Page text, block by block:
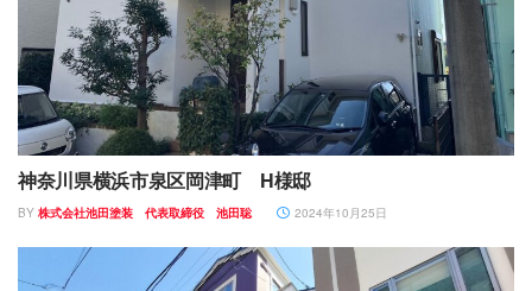
神奈川県横浜市泉区岡津町 H様邸
BY 株式会社池田塗装 代表取締役 池田聡 2024年10月25日